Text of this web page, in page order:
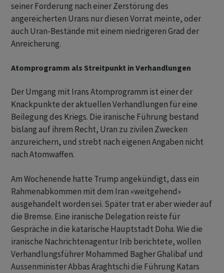
seiner Forderung nach einer Zerstörung des
angereicherten Urans nur diesen Vorrat meinte, oder
auch Uran-Bestände mit einem niedrigeren Grad der
Anreicherung.
Atomprogramm als Streitpunkt in Verhandlungen
Der Umgang mit Irans Atomprogramm ist einer der
Knackpunkte der aktuellen Verhandlungen für eine
Beilegung des Kriegs. Die iranische Führung bestand
bislang auf ihrem Recht, Uran zu zivilen Zwecken
anzureichern, und strebt nach eigenen Angaben nicht
nach Atomwaffen.
Am Wochenende hatte Trump angekündigt, dass ein
Rahmenabkommen mit dem Iran «weitgehend»
ausgehandelt worden sei. Später trat er aber wieder auf
die Bremse. Eine iranische Delegation reiste für
Gespräche in die katarische Hauptstadt Doha. Wie die
iranische Nachrichtenagentur Irib berichtete, wollen
Verhandlungsführer Mohammed Bagher Ghalibaf und
Aussenminister Abbas Araghtschi die Führung Katars